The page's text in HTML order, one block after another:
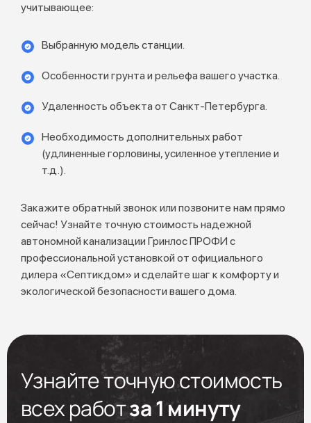
учитывающее:
Выбранную модель станции.
Особенности грунта и рельефа вашего участка.
Удаленность объекта от Санкт-Петербурга.
Необходимость дополнительных работ
(удлиненные горловины, усиленное утепление и
т.д.).
Закажите обратный звонок или позвоните нам прямо
сейчас! Узнайте точную стоимость надежной
автономной канализации Гринлос ПРОФИ с
профессиональной установкой от официального
дилера «Септикдом» и сделайте шаг к комфорту и
экологической безопасности вашего дома.
Узнайте точную стоимость
всех работза 1 минуту